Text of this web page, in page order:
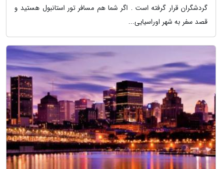
گردشگران قرار گرفته است . اگر شما هم مسافر تور استانبول هستید و
قصد سفر به شهر اوراسیایی...